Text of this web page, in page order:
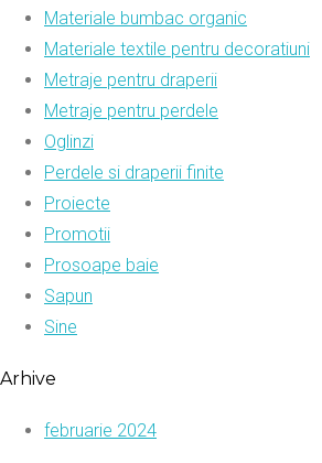
Materiale bumbac organic
Materiale textile pentru decoratiuni
Metraje pentru draperii
Metraje pentru perdele
Oglinzi
Perdele si draperii finite
Proiecte
Promotii
Prosoape baie
Sapun
Sine
Arhive
februarie 2024